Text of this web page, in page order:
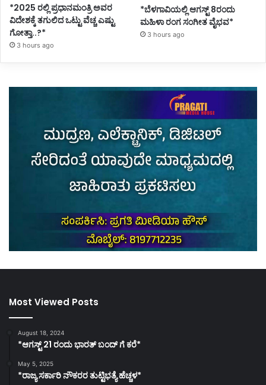
*2025 ರಲ್ಲಿ ಪ್ರಧಾನಮಂತ್ರಿ ಅವರ
ವಿದೇಶಕ್ಕೆ ತಗುಲಿದ ಒಟ್ಟು ವೆಚ್ಚ ಎಷ್ಟು
ಗೋತ್ತಾ..?*
3 hours ago
*ಬೆಳಗಾವಿಯಲ್ಲಿ ಆಗಸ್ಟ್ 8ರಂದು
ಮಹಿಳಾ ರಂಗ ಸಂಗೀತ ವೈಭವ*
3 hours ago
Most Viewed Posts
August 18, 2024
*ಆಗಸ್ಟ್ 21 ರಂದು ಭಾರತ್‌ ಬಂದ್‌ ಗೆ ಕರೆ*
May 5, 2025
*ರಾಜ್ಯ ಸರ್ಕಾರಿ ನೌಕರರ ತುಟ್ಟಿಭತ್ಯೆ ಹೆಚ್ಚಳ*